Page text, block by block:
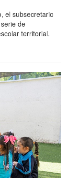
el subsecretario
de
territorial.